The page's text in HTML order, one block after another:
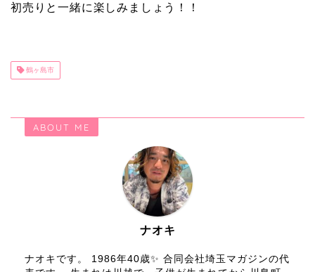
初売りと一緒に楽しみましょう！！
鶴ヶ島市
ABOUT ME
ナオキ
ナオキです。 1986年40歳✨ 合同会社埼玉マガジンの代